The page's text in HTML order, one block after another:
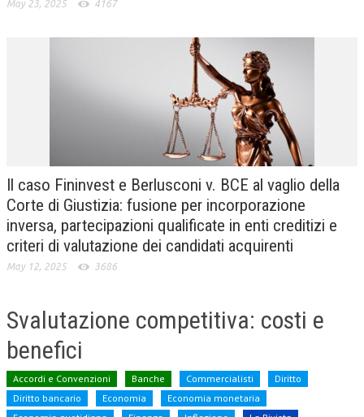
PRASSI
AMMINISTRATIVA
TRIBUTARIA
COSTITUZIONALE
CIVILE
TRIBUTARIA
PENALE
May 23, 2025 4167
Il caso Fininvest e Berlusconi v. BCE al vaglio della
Corte di Giustizia: fusione per incorporazione
inversa, partecipazioni qualificate in enti creditizi e
criteri di valutazione dei candidati acquirenti
May 12, 2025 3686
Svalutazione competitiva: costi e
benefici
Accordi e Convenzioni Banche Commercialisti
Diritto
Diritto bancario
Economia
Economia monetaria